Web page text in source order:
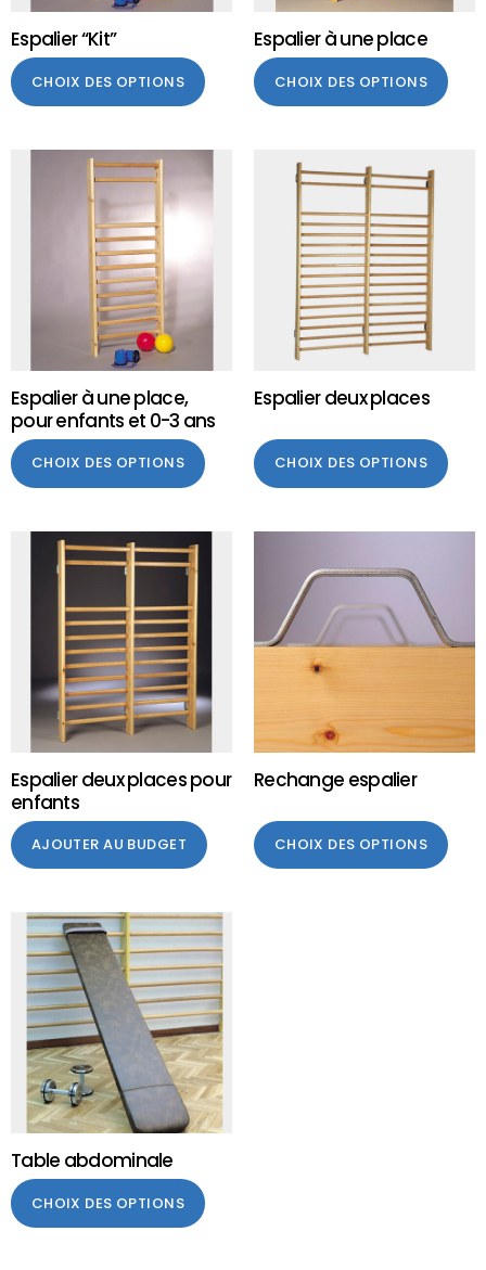
Espalier “Kit”
CHOIX DES OPTIONS
Espalier à une place
CHOIX DES OPTIONS
Espalier à une place,
pour enfants et 0-3 ans
CHOIX DES OPTIONS
Espalier deux places
CHOIX DES OPTIONS
Espalier deux places pour
enfants
AJOUTER AU BUDGET
Rechange espalier
CHOIX DES OPTIONS
Table abdominale
CHOIX DES OPTIONS